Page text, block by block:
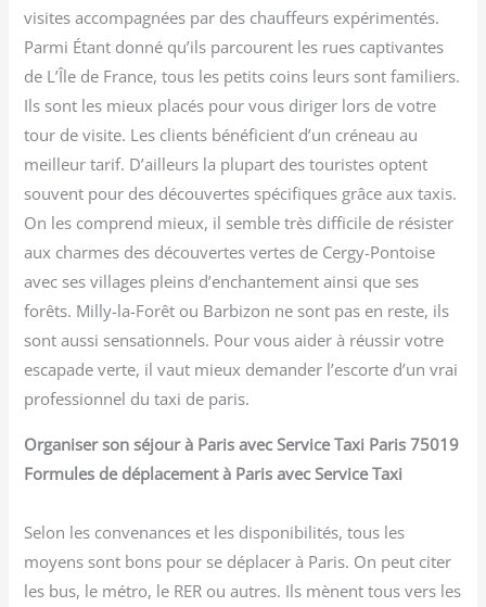
visites accompagnées par des chauffeurs expérimentés.
Parmi Étant donné qu’ils parcourent les rues captivantes
de L’Île de France, tous les petits coins leurs sont familiers.
Ils sont les mieux placés pour vous diriger lors de votre
tour de visite. Les clients bénéficient d’un créneau au
meilleur tarif. D’ailleurs la plupart des touristes optent
souvent pour des découvertes spécifiques grâce aux taxis.
On les comprend mieux, il semble très difficile de résister
aux charmes des découvertes vertes de Cergy-Pontoise
avec ses villages pleins d’enchantement ainsi que ses
forêts. Milly-la-Forêt ou Barbizon ne sont pas en reste, ils
sont aussi sensationnels. Pour vous aider à réussir votre
escapade verte, il vaut mieux demander l’escorte d’un vrai
professionnel du taxi de paris.
Organiser son séjour à Paris avec Service Taxi Paris 75019
Formules de déplacement à Paris avec Service Taxi
Selon les convenances et les disponibilités, tous les
moyens sont bons pour se déplacer à Paris. On peut citer
les bus, le métro, le RER ou autres. Ils mènent tous vers les